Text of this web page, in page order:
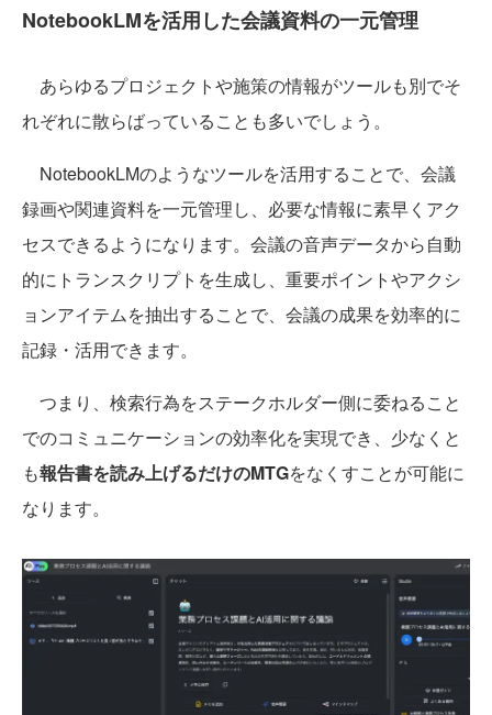
NotebookLMを活用した会議資料の一元管理
あらゆるプロジェクトや施策の情報がツールも別でそ
れぞれに散らばっていることも多いでしょう。
NotebookLMのようなツールを活用することで、会議
録画や関連資料を一元管理し、必要な情報に素早くアク
セスできるようになります。会議の音声データから自動
的にトランスクリプトを生成し、重要ポイントやアクシ
ョンアイテムを抽出することで、会議の成果を効率的に
記録・活用できます。
つまり、検索行為をステークホルダー側に委ねること
でのコミュニケーションの効率化を実現でき、少なくと
も報告書を読み上げるだけのMTGをなくすことが可能に
なります。